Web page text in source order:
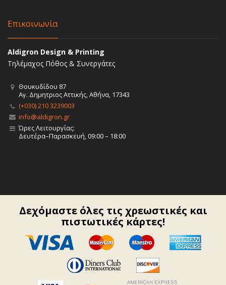
Επικοινωνία
Aldigron Design & Printing
Τηλέμαχος Πόθος & Συνεργάτες
Θουκυδίδου 87
Αγ. Δημητριος Αττικής, Αθήνα, 17343
(+030) 210 3239003
info@aldigron.gr
Ώρες Λειτουργίας:
Δευτέρα–Παρασκευή, 09:00 – 18:00
Δεχόμαστε όλες τις χρεωστικές και
πιστωτικές κάρτες!